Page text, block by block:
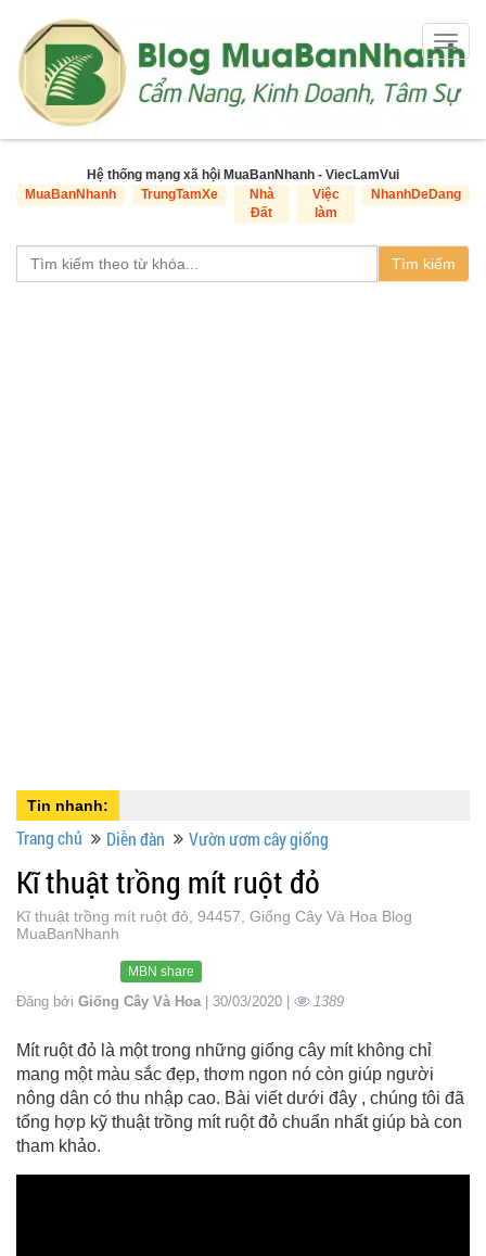
Hệ thống mạng xã hội MuaBanNhanh - ViecLamVui
MuaBanNhanh
TrungTamXe
Nhà
Đất
Việc
làm
NhanhDeDang
Tìm kiếm
Tin nhanh:
Trang chủ Diễn đàn Vườn ươm cây giống
Kĩ thuật trồng mít ruột đỏ
Kĩ thuật trồng mít ruột đỏ, 94457, Giống Cây Và Hoa Blog
MuaBanNhanh
MBN share
Đăng bởi Giống Cây Và Hoa | 30/03/2020 | 1389
Mít ruột đỏ là một trong những giống cây mít không chỉ
mang một màu sắc đẹp, thơm ngon nó còn giúp người
nông dân có thu nhập cao. Bài viết dưới đây , chúng tôi đã
tổng hợp kỹ thuật trồng mít ruột đỏ chuẩn nhất giúp bà con
tham khảo.